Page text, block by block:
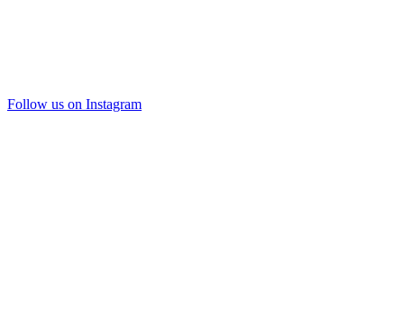
Follow us on Instagram